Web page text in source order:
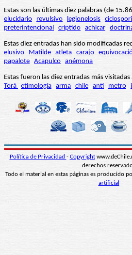
Estas son las últimas diez palabras (de
elucidario
revulsivo legionelosis
preterintencional críptido achicar
Estas diez entradas han sido modificadas
elusivo
Matilde atleta carajo
papalote Acapulco anémona
Estas fueron las diez entradas más visitadas
Torá etimología arma chile anti metro
Política de Privacidad - Copyright
derechos
Todo el material en estas páginas es producido
artificial